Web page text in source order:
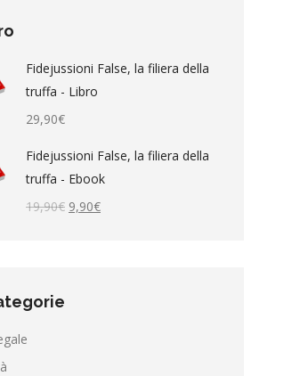
Fidejussioni False, la filiera della
truffa - Libro
29,90€
Fidejussioni False, la filiera della
truffa - Ebook
19,90€ Il
9,90€Il